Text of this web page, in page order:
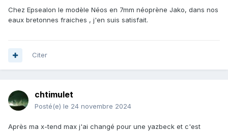
Chez Epsealon le modèle Néos en 7mm néoprène Jako, dans nos
eaux bretonnes fraiches , j'en suis satisfait.
Citer
chtimulet
Posté(e) le 24 novembre 2024
Après ma x-tend max j'ai changé pour une yazbeck et c'est